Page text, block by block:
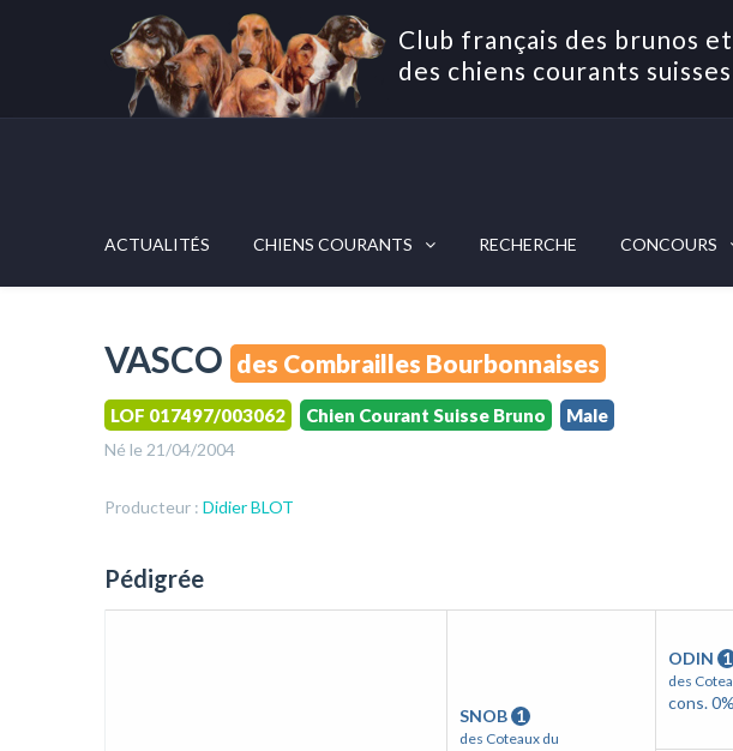
Club français des brunos et
des chiens courants suisses
ACTUALITÉS CHIENS COURANTS RECHERCHE CONCOURS
VASCO des Combrailles Bourbonnaises
LOF 017497/003062 Chien Courant Suisse Bruno Male
Né le 21/04/2004
Producteur : Didier BLOT
Pédigrée
SNOB 1
des Coteaux du
ODIN 1
des
cons. 0%